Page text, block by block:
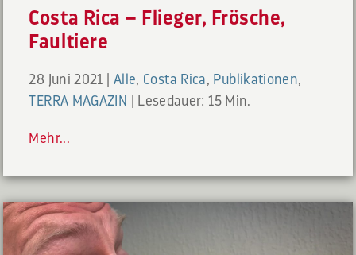
Costa Rica – Flieger, Frösche,
Faultiere
28 Juni 2021 Alle, Costa Rica, Publikationen,
TERRA MAGAZIN
Lesedauer: 15 Min.
Mehr...